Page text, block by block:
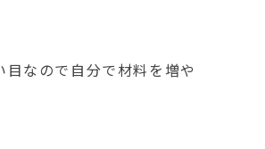
なので自分で材料を増や